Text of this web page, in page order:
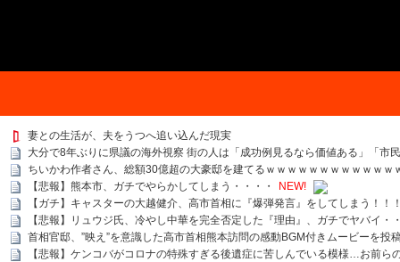
妻との生活が、夫をうつへ追い込んだ現実
大分で8年ぶりに県議の海外視察 街の人は「成功例見るなら価値ある」「
ちいかわ作者さん、総額30億超の大豪邸を建てるｗｗｗｗｗｗｗｗｗｗｗｗ
【悲報】熊本市、ガチでやらかしてしまう・・・・
NEW!
【ガチ】キャスターの大越健介、高市首相に『爆弾発言』をしてしまう！！
【悲報】リュウジ氏、冷やし中華を完全否定した『理由』、ガチでヤバイ・
首相官邸、”映え”を意識した高市首相熊本訪問の感動BGM付きムービーを投
【悲報】ケンコバがコロナの特殊すぎる後遺症に苦しんでいる模様…お前ら